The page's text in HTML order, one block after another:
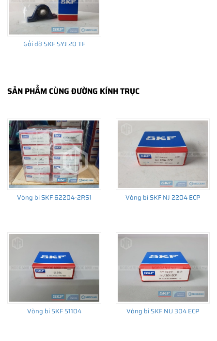
Gối đỡ SKF SYJ 20 TF
SẢN PHẨM CÙNG ĐƯỜNG KÍNH TRỤC
Vòng bi SKF 62204-2RS1 Vòng bi SKF NJ 2204 ECP
Vòng bi SKF 51104 Vòng bi SKF NU 304 ECP